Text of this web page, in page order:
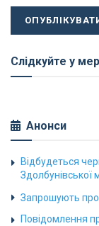
Слідкуйте у
Анонси
Відбудеться
Здолбунівської
Запрошують
Повідомлення